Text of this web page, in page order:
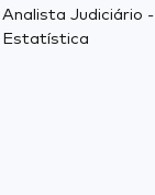
Analista Judiciário -
Estatística